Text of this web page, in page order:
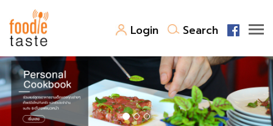
Login Search
สูตรอาหาร
สูตรอาหารล่าสุด
พาไปชิม